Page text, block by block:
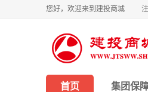
您好，欢迎来到建投商城
首页 集团保